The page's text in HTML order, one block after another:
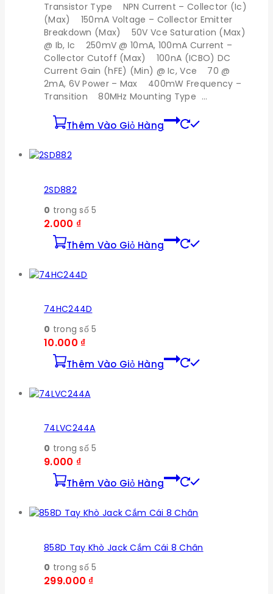
Transistor Type NPN Current – Collector (Ic)
(Max) 150mA Voltage – Collector Emitter
Breakdown (Max) 50V Vce Saturation (Max)
@ Ib, Ic 250mV @ 10mA, 100mA Current –
Collector Cutoff (Max) 100nA (ICBO) DC
Current Gain (hFE) (Min) @ Ic, Vce 70 @
2mA, 6V Power – Max 400mW Frequency –
Transition 80MHz Mounting Type …
Thêm Vào Giỏ Hàng
2SD882
0 trong số 5
2.000 ₫
Thêm Vào Giỏ Hàng
74HC244D
0 trong số 5
10.000 ₫
Thêm Vào Giỏ Hàng
74LVC244A
0 trong số 5
9.000 ₫
Thêm Vào Giỏ Hàng
858D Tay Khò Jack Cắm Cái 8 Chân
0 trong số 5
299.000 ₫